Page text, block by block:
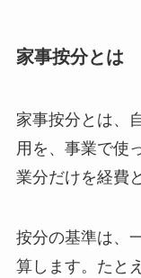
家事按分とは
家事按分とは、
用を、事業で使
業分だけを経費
按分の基準は、
算します。たと